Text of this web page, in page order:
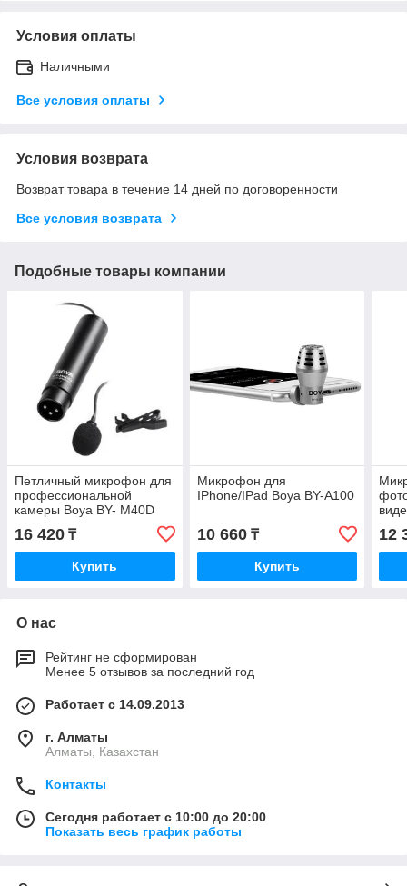
Условия оплаты
Наличными
Все условия оплаты
Условия возврата
Возврат товара в течение 14 дней по договоренности
Все условия возврата
Подобные товары компании
Петличный микрофон для
профессиональной
камеры Boya BY- M40D
16 420 ₸
Купить
Микрофон для
IPhone/IPad Boya BY-A100
10 660₸
Купить
12
О нас
Рейтинг не сформирован
Менее 5 отзывов за последний год
Работает с 14.09.2013
г. Алматы
Алматы, Казахстан
Контакты
Сегодня работает с 10:00 до 20:00
Показать весь график работы